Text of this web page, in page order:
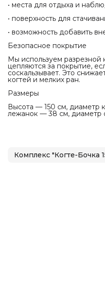
• места для отдыха и
• поверхность для
• возможность добавить
Безопасное покрытие
Мы используем разрезной
цепляются за покрытие,
соскальзывает. Это
когтей и мелких ран.
Размеры
Высота — 150 см, диаметр
лежанок — 38 см, диаметр
Комплекс "Когте-Бочка